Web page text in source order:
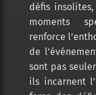
défis
moments
renforce
de
sont pas
ils incarnent